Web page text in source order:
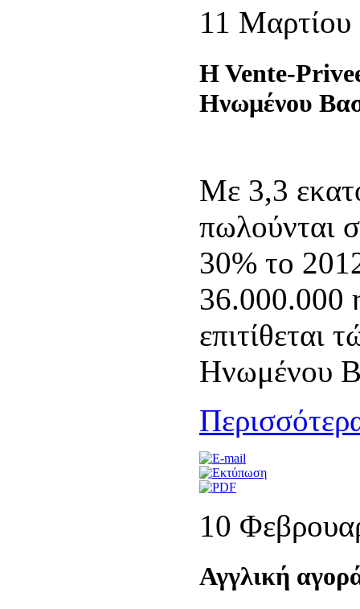
11
H Vente-
Ηνωμένου
Mε 3,3
πωλούνται
30% το
36.000.000
επιτίθεται
Ηνωμένου
10
Αγγλική